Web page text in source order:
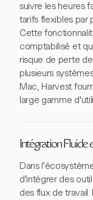
suivre les heures
tarifs flexibles par
Cette
comptabilisé et
risque de perte
plusieurs
Mac, Harvest
large gamme
Intégration Fluide
Dans
d'intégrer des
des flux de